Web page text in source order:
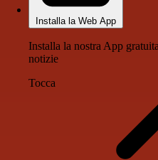
Installa la Web App
Installa la nostra App
notizie
Tocca